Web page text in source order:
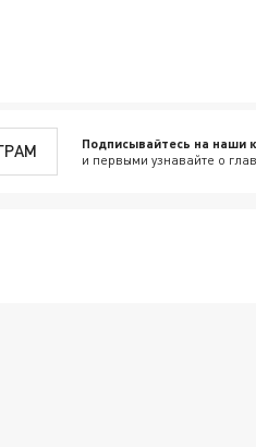
Подписывайтесь на наши
и первыми узнавайте о